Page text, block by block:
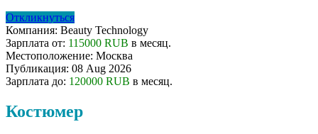
Откликнуться
Компания: Beauty Technology
Зарплата от: 115000 RUB в месяц.
Местоположение: Москва
Публикация: 08 Aug 2026
Зарплата до: 120000 RUB в месяц.
Костюмер